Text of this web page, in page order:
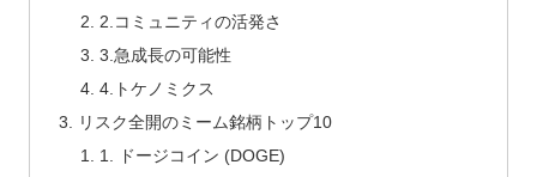
2.コミュニティの活発さ
3.急成長の可能性
4.トケノミクス
リスク全開のミーム銘柄トップ10
1. ドージコイン (DOGE)